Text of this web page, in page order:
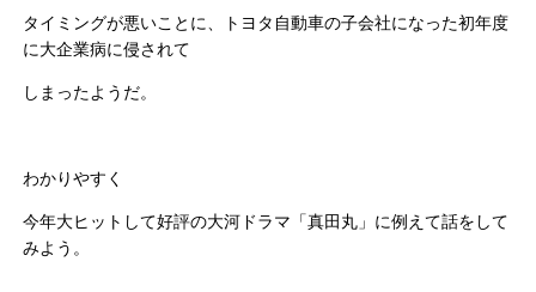
タイミングが悪いことに、トヨタ自動車の子会社になった初年度
に大企業病に侵されて
しまったようだ。
わかりやすく
今年大ヒットして好評の大河ドラマ「真田丸」に例えて話をして
みよう。